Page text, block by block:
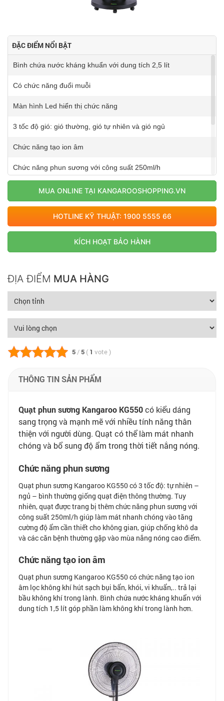
ĐẶC ĐIỂM NỔI BẬT
Bình chứa nước kháng khuẩn với dung tích 2,5 lít
Có chức năng đuổi muỗi
Màn hình Led hiển thị chức năng
3 tốc độ gió: gió thường, gió tự nhiên và gió ngủ
Chức năng tạo ion âm
Chức năng phun sương với công suất 250ml/h
Chế độ hẹn giờ (9-15 tiếng)
Hồng ngoại điều khiển từ xa
Chức năng bảo vệ động cơ khi quá nhiệt
MUA ONLINE TẠI KANGAROOSHOPPING.VN
HOTLINE KỸ THUẬT: 1900 5555 66
KÍCH HOẠT BẢO HÀNH
ĐỊA ĐIỂM MUA HÀNG
5 / 5 ( 1 vote)
THÔNG TIN SẢN PHẨM
Quạt phun sương Kangaroo KG550có kiểu dáng
sang trọng và mạnh mẽ với nhiều tính năng thân
thiện với người dùng. Quạt có thể làm mát nhanh
chóng và bổ sung độ ẩm trong thời tiết nắng nóng.
Chức năng phun sương
Quạt phun sương Kangaroo KG550 có 3 tốc độ: tự nhiên –
ngủ – bình thường giống quạt điện thông thường. Tuy
nhiên, quạt được trang bị thêm chức năng phun sương với
công suất 250ml/h giúp làm mát nhanh chóng vào tăng
cường độ ẩm cần thiết cho không gian, giúp chống khô da
và các căn bệnh thường gặp vào mùa nắng nóng cao điểm.
Chức năng tạo ion âm
Quạt phun sương Kangaroo KG550 có chức năng tạo ion
âm lọc không khí hút sạch bụi bẩn, khói, vi khuẩn,.. trả lại
bầu không khí trong lành. Bình chứa nước kháng khuẩn với
dung tích 1,5 lít góp phần làm không khí trong lành hơn.